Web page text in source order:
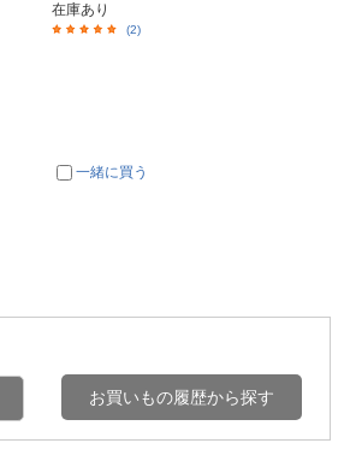
在庫あり
(2)
一緒に買う
お買いもの履歴から探す